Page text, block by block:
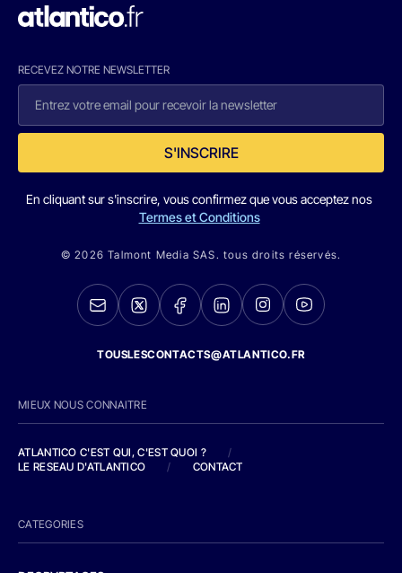
RECEVEZ NOTRE NEWSLETTER
S'INSCRIRE
En cliquant sur s'inscrire, vous confirmez que vous acceptez nos
Termes et Conditions
© 2026 Talmont Media SAS. tous droits réservés.
TOUSLESCONTACTS@ATLANTICO.FR
MIEUX NOUS CONNAITRE
ATLANTICO C'EST QUI, C'EST QUOI ?
/
LE RESEAU D'ATLANTICO
/ CONTACT
CATEGORIES